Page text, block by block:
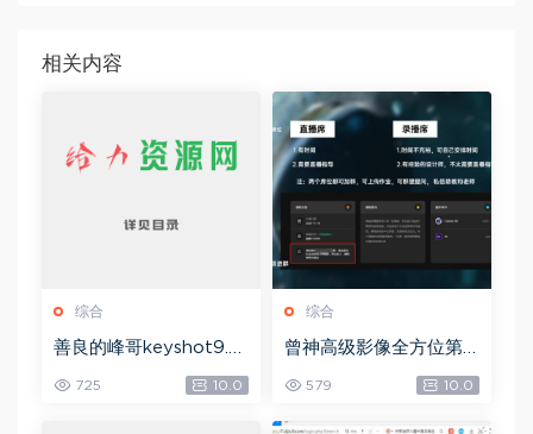
相关内容
综合
善良的峰哥keyshot9.0
自学宝典，网盘下载(2.3
6G)
725 10.0
综合
曾神高级影像全方位第
四期，网盘下载(49.08
G)
579 10.0